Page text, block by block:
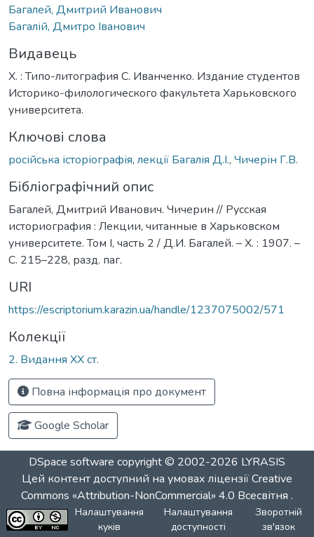
Багалей, Дмитрий Иванович
Багалій, Дмитро Іванович
Видавець
Х. : Типо-литография С. Иванченко. Издание студентов
Историко-филологического факультета Харьковского
университета.
Ключові слова
російська історіографія, лекції Багалія Д.І., Чичерін Г.В.
Бібліографічний опис
Багалей, Дмитрий Иванович. Чичерин // Русская
историография : Лекции, читанные в Харьковском
университете. Том I, часть 2 / Д.И. Багалей. – Х. : 1907. –
С. 215–228, разд. паг.
URI
https://escriptorium.karazin.ua/handle/1237075002/571
Колекції
2. Видання ХХ ст.
Повна інформація про документ
Google Scholar
DSpace software copyright © 2002-2026 LYRASIS
Цей контент доступний на умовах ліцензіїCreative
Commons «Attribution-NonCommercial» 4.0 Всесвітня .
Налаштування
куків
Налаштування
доступності
Зворотній
зв'язок